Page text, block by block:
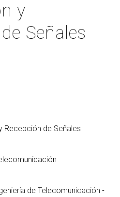
y
Señales
Recepción de Señales
de Telecomunicación -